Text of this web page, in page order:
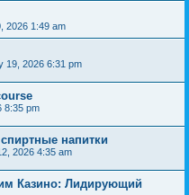
2026 1:49 am
19, 2026 6:31 pm
8:35 pm
напитки
2026 4:35 am
Казино: Лидирующий